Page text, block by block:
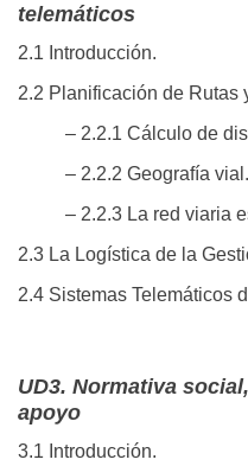
telemáticos
2.1 Introducción.
2.2 Planificación de Rutas
– 2.2.1 Cálculo de
– 2.2.2 Geografía vial.
– 2.2.3 La red viaria
2.3 La Logística de la
2.4 Sistemas Telemáticos
UD3. Normativa
apoyo
3.1 Introducción.